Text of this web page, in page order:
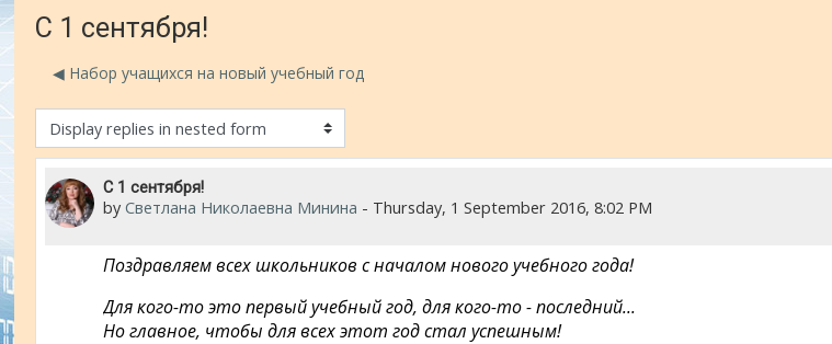
С 1 сентября!
◀︎ Набор учащихся на новый учебный год
mode
С 1 сентября!
by Светлана Николаевна Минина - Thursday, 1 September 2016, 8:02 PM
Number of replies: 0
Поздравляем всех школьников с началом нового учебного года!
Для кого-то это первый учебный год, для кого-то - последний...
Но главное, чтобы для всех этот год стал успешным!